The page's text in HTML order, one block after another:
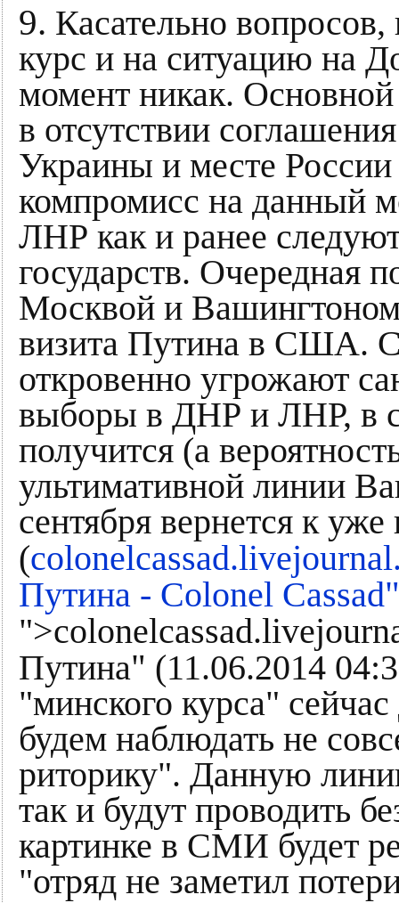
9. Касательно
курс и на ситуацию на
момент никак.
в отсутствии
Украины и месте
компромисс на данный
ЛНР как и ранее
государств. Очередная
Москвой и Вашингтоном
визита Путина в США. С
откровенно угрожают
выборы в ДНР и ЛНР, в
получится (а
ультимативной линии
сентября вернется к
(
Путина - Colonel Cassad"
Путина" (11.06.2014
"минского курса"
будем наблюдать не
риторику". Данную
так и будут проводить
картинке в СМИ будет
"отряд не заметил